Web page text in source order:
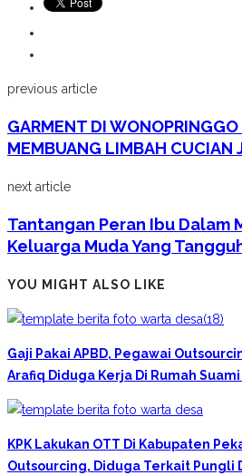
previous article
GARMENT DI
MEMBUANG LIMBAH CUCIAN
next article
Tantangan Peran Ibu Dalam
Keluarga Muda Yang
YOU MIGHT ALSO LIKE
Gaji Pakai APBD, Pegawai
Arafiq Diduga Kerja Di Rumah
KPK Lakukan OTT Di Kabupaten
Outsourcing, Diduga Terkait Pungli